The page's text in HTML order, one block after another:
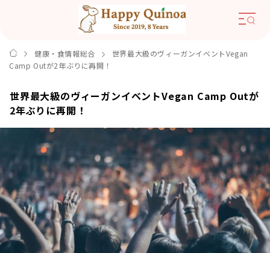
健康・食情報総合
世界最大級のヴィーガンイベントVegan
Camp Outが2年ぶりに再開！
世界最大級のヴィーガンイベントVegan Camp Outが
2年ぶりに再開！